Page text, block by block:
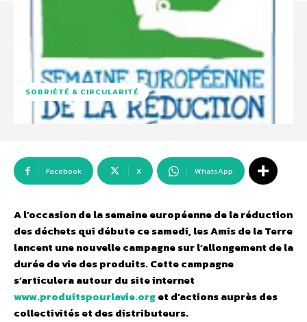
SOBRIÉTÉ & CIRCULARITÉ
Facebook X WhatsApp
A l’occasion de la semaine européenne de la réduction
des déchets qui débute ce samedi, les Amis de la Terre
lancent une nouvelle campagne sur l’allongement de la
durée de vie des produits. Cette campagne
s’articulera autour du site internet
www.produitspourlavie.orget d’actions auprès des
collectivités et des distributeurs.